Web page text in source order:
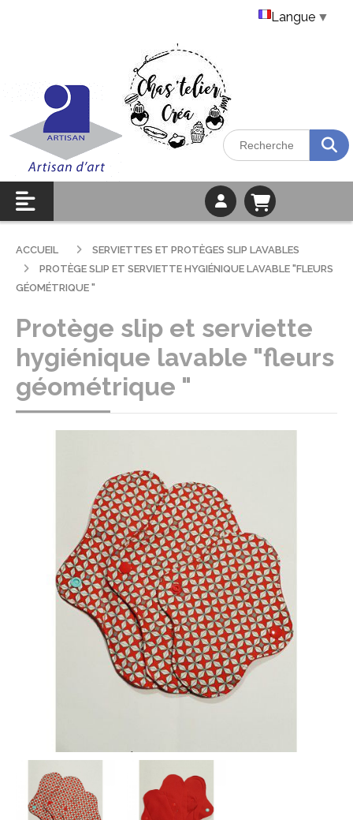
ACCUEIL
SERVIETTES ET PROTÈGES SLIP LAVABLES
PROTÈGE SLIP ET SERVIETTE HYGIÉNIQUE LAVABLE "FLEURS
GÉOMÉTRIQUE "
Protège slip et serviette
hygiénique lavable "fleurs
géométrique "
Langue ▼